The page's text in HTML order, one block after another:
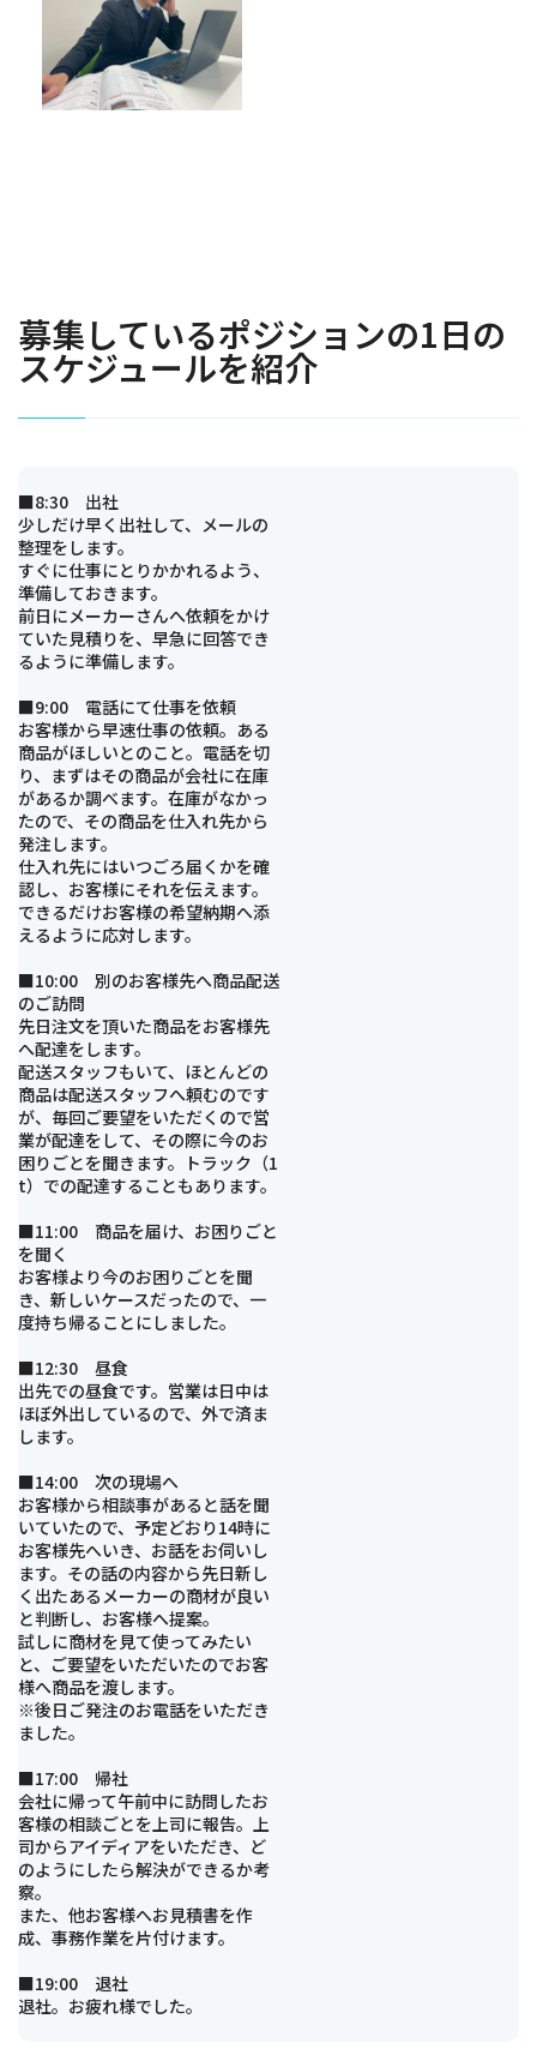
募集しているポジションの1日の
スケジュールを紹介
■8:30 出社
少しだけ早く出社して、メールの
整理をします。
すぐに仕事にとりかかれるよう、
準備しておきます。
前日にメーカーさんへ依頼をかけ
ていた見積りを、早急に回答でき
るように準備します。
■9:00 電話にて仕事を依頼
お客様から早速仕事の依頼。ある
商品がほしいとのこと。電話を切
り、まずはその商品が会社に在庫
があるか調べます。在庫がなかっ
たので、その商品を仕入れ先から
発注します。
仕入れ先にはいつごろ届くかを確
認し、お客様にそれを伝えます。
できるだけお客様の希望納期へ添
えるように応対します。
■10:00 別のお客様先へ商品配送
のご訪問
先日注文を頂いた商品をお客様先
へ配達をします。
配送スタッフもいて、ほとんどの
商品は配送スタッフへ頼むのです
が、毎回ご要望をいただくので営
業が配達をして、その際に今のお
困りごとを聞きます。トラック（1
t）での配達することもあります。
■11:00 商品を届け、お困りごと
を聞く
お客様より今のお困りごとを聞
き、新しいケースだったので、一
度持ち帰ることにしました。
■12:30 昼食
出先での昼食です。営業は日中は
ほぼ外出しているので、外で済ま
します。
■14:00 次の現場へ
お客様から相談事があると話を聞
いていたので、予定どおり14時に
お客様先へいき、お話をお伺いし
ます。その話の内容から先日新し
く出たあるメーカーの商材が良い
と判断し、お客様へ提案。
試しに商材を見て使ってみたい
と、ご要望をいただいたのでお客
様へ商品を渡します。
※後日ご発注のお電話をいただき
ました。
■17:00 帰社
会社に帰って午前中に訪問したお
客様の相談ごとを上司に報告。上
司からアイディアをいただき、ど
のようにしたら解決ができるか考
察。
また、他お客様へお見積書を作
成、事務作業を片付けます。
■19:00 退社
退社。お疲れ様でした。